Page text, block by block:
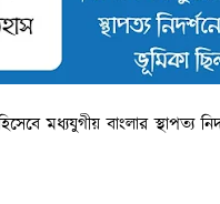
মধ্যযুগীয় বাংলার স্থাপত্য